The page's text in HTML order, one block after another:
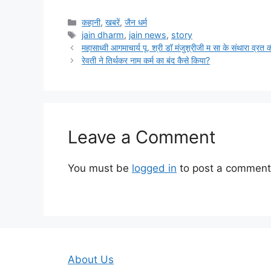
Categories
कहानी,खबरें,जैन धर्म
Tags
jain dharm, jain news, story
महासाध्वी आगमाचार्य पू. श्री डॉ मंजुश्रीजी म सा के संथारा व्रत
रेवती ने तिर्थकर नाम कर्म का बंद कैसे किया?
Leave a Comment
You must be logged in to post a
About Us